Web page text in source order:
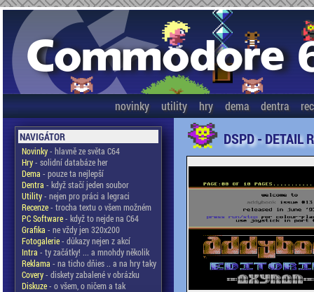
novinky utility hry dema dentra
NAVIGÁTOR
Novinky- hlavně ze světa C64
Hry- solidní databáze her
Dema - pouze ta nejlepší
Dentra - když stačí jeden soubor
Utility- nejen pro práci a legraci
Recenze- trocha textu o všem možném
PC Software- když to nejde na C64
Grafika - ne vždy jen 320x200
Fotogalerie- důkazy nejen z akcí
Intra - ty začátky! ... a mnohdy několik
Reklama - na ticho dňies .. a na hry taky
Covery- diskety zabalené v obrázku
Diskuze- o všem, o ničem a tak
DSPD - DETAIL